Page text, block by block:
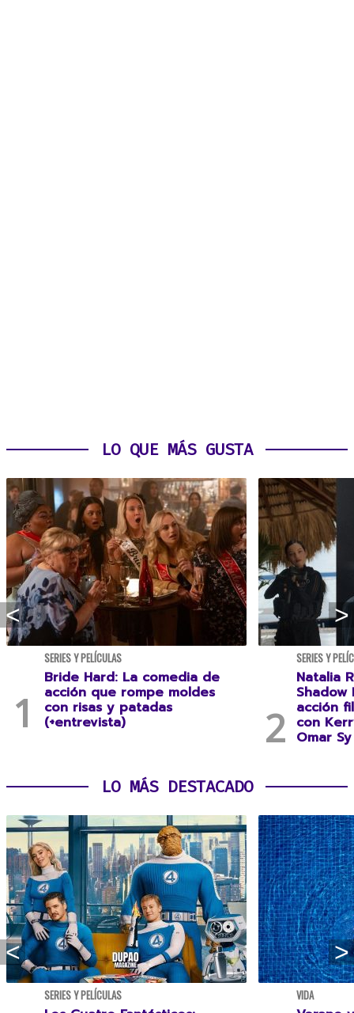
LO QUE MÁS GUSTA
SERIES Y PELÍCULAS
Bride Hard: La comedia de
acción que rompe moldes
con risas y patadas
(+entrevista)
SERIES Y
Natalia
acción
con
Omar
LO MÁS DESTACADO
SERIES Y PELÍCULAS VIDA